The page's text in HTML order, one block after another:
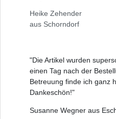
Heike Zehender
aus Schorndorf
"Die Artikel wurden
einen Tag nach der
Betreuung finde ich ganz
Dankeschön!"
Susanne Wegner aus